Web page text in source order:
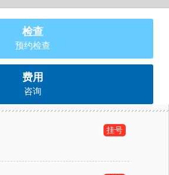
检查
预约检查
费用
咨询
挂号